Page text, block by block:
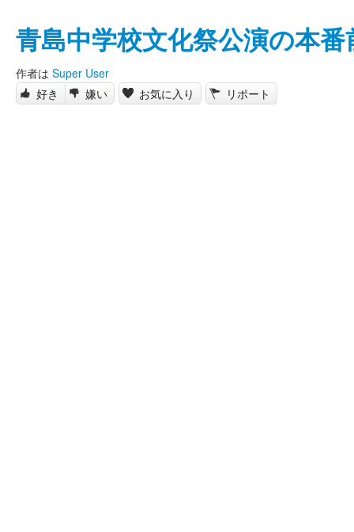
青島中学校文化祭公演の本
作者は Super User
好き
嫌い お気に入り リポート